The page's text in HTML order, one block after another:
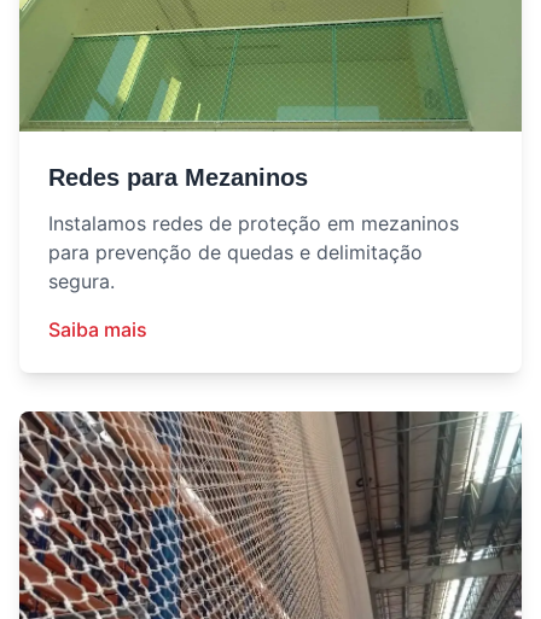
Redes para Mezaninos
Instalamos redes de proteção em mezaninos
para prevenção de quedas e delimitação
segura.
Saiba mais